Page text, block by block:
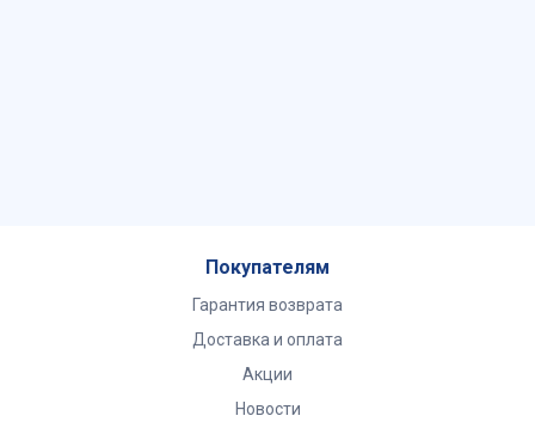
Покупателям
Гарантия возврата
Доставка и оплата
Акции
Новости